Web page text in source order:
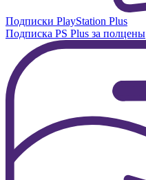
Подписки PlayStation Plus
Подписка PS Plus за полцены